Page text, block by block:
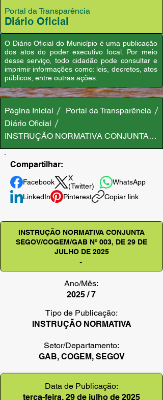
Portal da Transparência
Diário Oficial
O Diário Oficial do Município é uma publicação
dos atos do poder executivo local. Por meio
desse serviço, todo cidadão pode consultar e
imprimir informações como: leis, decretos, atos
públicos, entre outras ações.
Página Inicial
Portal da Transparência
Diário Oficial
INSTRUÇÃO NORMATIVA CONJUNTA
Compartilhar:
Facebook
X
(Twitter)
WhatsApp
LinkedIn
Pinterest Copiar link
INSTRUÇÃO NORMATIVA CONJUNTA
SEGOV/COGEM/GAB Nº 003, DE 29 DE
JULHO DE 2025
-
Ano/Mês:
2025 / 7
Tipo de Publicação:
INSTRUÇÃO NORMATIVA
Setor/Departamento:
GAB, COGEM, SEGOV
Data de Publicação:
terça-feira, 29 de julho de 2025